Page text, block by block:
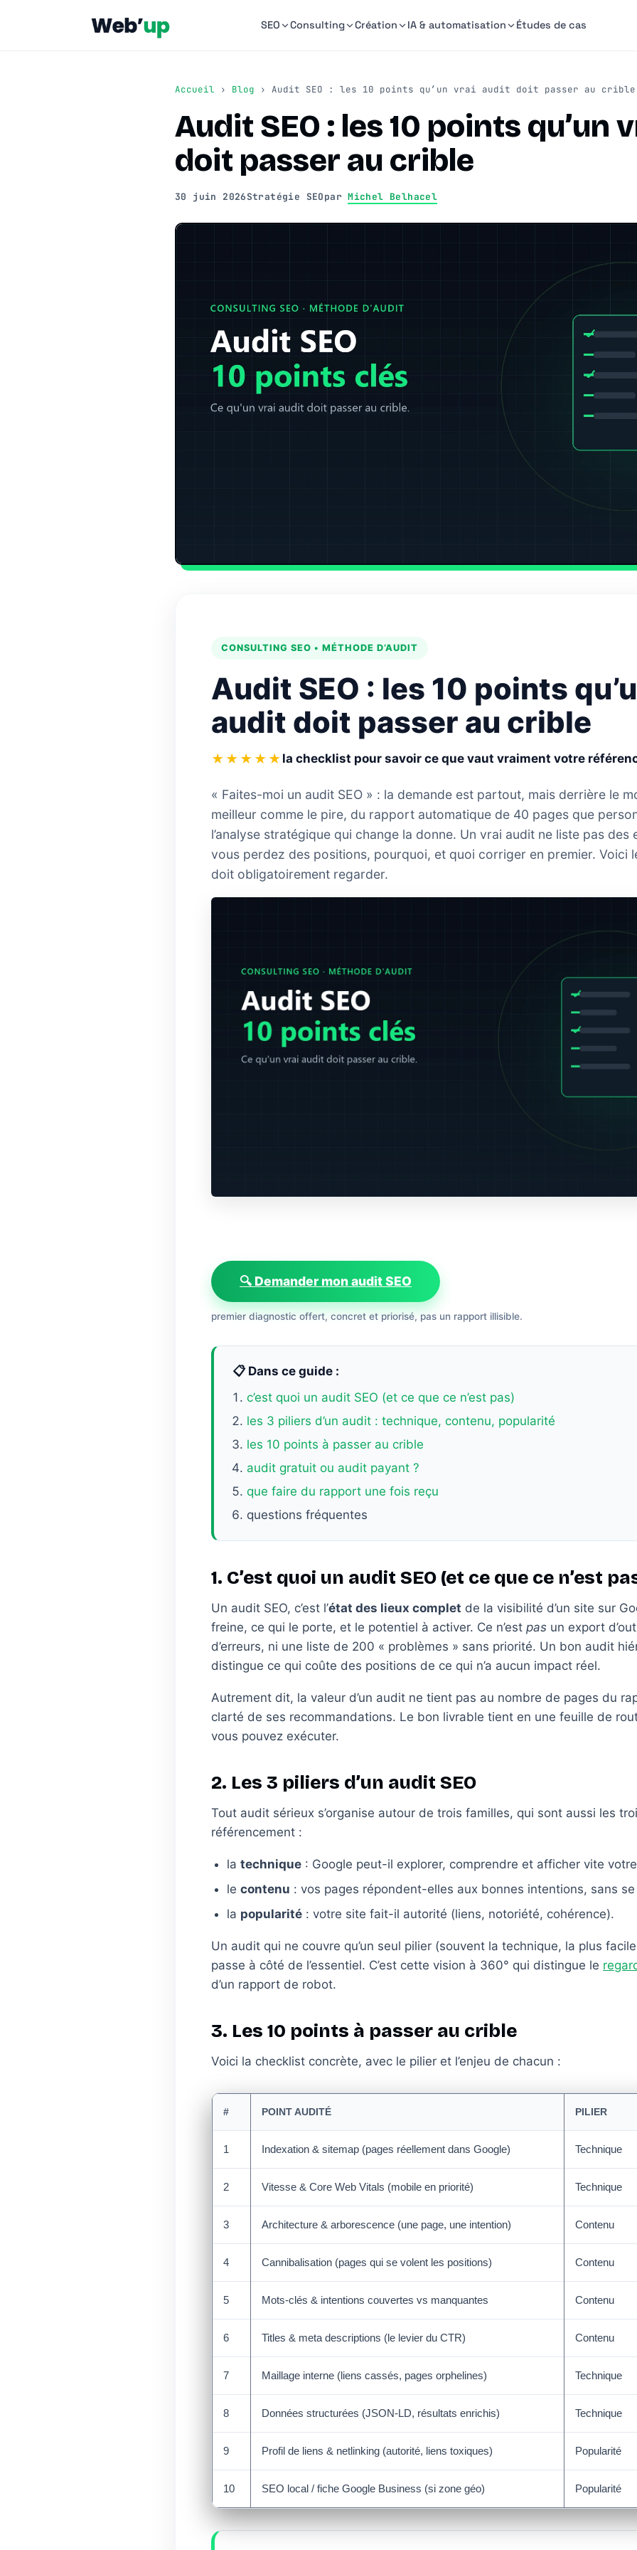
SEO Consulting Création IA & automatisation Études de cas
Accueil › Blog › Audit SEO : les 10 points qu’un vrai audit doit passer au crible
Audit SEO : les 10 points qu’un
doit passer au crible
30 juin 2026Stratégie SEOparMichel Belhacel
CONSULTING SEO • MÉTHODE D’AUDIT
Audit SEO : les 10 points
audit doit passer au crible
★★★★★ la checklist pour savoir ce que vaut vraiment votre
« Faites-moi un audit SEO » : la demande est partout, mais derrière le
meilleur comme le pire, du rapport automatique de 40 pages que
l’analyse stratégique qui change la donne. Un vrai audit ne liste pas des
vous perdez des positions, pourquoi, et quoi corriger en premier. Voici
doit obligatoirement regarder.
🔍 Demander mon audit SEO
premier diagnostic offert, concret et priorisé, pas un rapport illisible.
📋 Dans ce guide :
c’est quoi un audit SEO (et ce que ce n’est pas)
les 3 piliers d’un audit : technique, contenu, popularité
les 10 points à passer au crible
audit gratuit ou audit payant ?
que faire du rapport une fois reçu
questions fréquentes
1. C’est quoi un audit SEO (et ce que ce n’est
Un audit SEO, c’est l’état des lieux complet de la visibilité d’un site sur
freine, ce qui le porte, et le potentiel à activer. Ce n’est pas un export
d’erreurs, ni une liste de 200 « problèmes » sans priorité. Un bon audit
distingue ce qui coûte des positions de ce qui n’a aucun impact réel.
Autrement dit, la valeur d’un audit ne tient pas au nombre de pages du
clarté de ses recommandations. Le bon livrable tient en une feuille de
vous pouvez exécuter.
2. Les 3 piliers d’un audit SEO
Tout audit sérieux s’organise autour de trois familles, qui sont aussi les
référencement :
la technique : Google peut-il explorer, comprendre et afficher vite
le contenu : vos pages répondent-elles aux bonnes intentions, sans
la popularité : votre site fait-il autorité (liens, notoriété, cohérence).
Un audit qui ne couvre qu’un seul pilier (souvent la technique, la plus
passe à côté de l’essentiel. C’est cette vision à 360° qui distingue le
d’un rapport de robot.
3. Les 10 points à passer au crible
Voici la checklist concrète, avec le pilier et l’enjeu de chacun :
# POINT AUDITÉ PILIER
1 Indexation & sitemap (pages réellement dans Google) Technique
2 Vitesse & Core Web Vitals (mobile en priorité) Technique
3 Architecture & arborescence (une page, une intention) Contenu
4 Cannibalisation (pages qui se volent les positions) Contenu
5 Mots-clés & intentions couvertes vs manquantes Contenu
6 Titles & meta descriptions (le levier du CTR) Contenu
7 Maillage interne (liens cassés, pages orphelines) Technique
8 Données structurées (JSON-LD, résultats enrichis) Technique
9 Profil de liens & netlinking (autorité, liens toxiques) Popularité
10 SEO local / fiche Google Business (si zone géo) Popularité